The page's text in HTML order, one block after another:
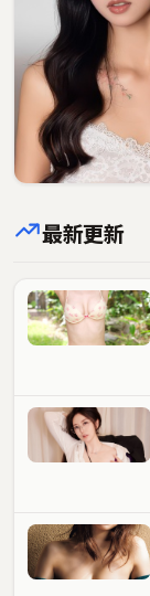
最新更新